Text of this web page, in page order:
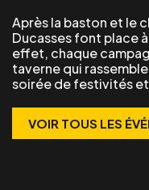
Après la baston et le
Ducasses font place
effet, chaque
taverne qui
soirée de festivités
VOIR TOUS LES